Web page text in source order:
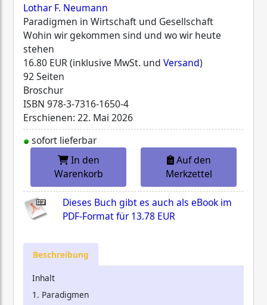
Lothar F. Neumann
Paradigmen in Wirtschaft und Gesellschaft
Wohin wir gekommen sind und wo wir heute
stehen
16.80 EUR (inklusive MwSt. und Versand)
92 Seiten
Broschur
ISBN 978-3-7316-1650-4
Erschienen: 22. Mai 2026
sofort lieferbar
In den
Warenkorb
Auf den
Merkzettel
Dieses Buch gibt es auch als eBook im
PDF-Format für13.78 EUR
Beschreibung
Inhalt
1. Paradigmen